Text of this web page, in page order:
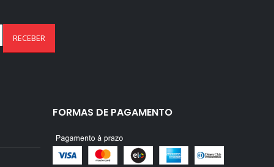
FORMAS DE PAGAMENTO